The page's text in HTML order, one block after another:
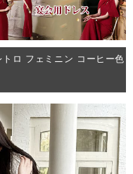
ロ フェミニン コーヒー色